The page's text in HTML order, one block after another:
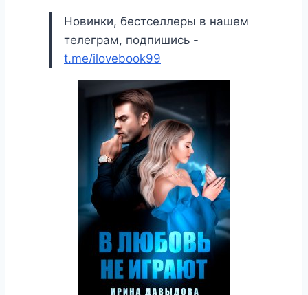
Новинки, бестселлеры в нашем
телеграм, подпишись -
t.me/ilovebook99